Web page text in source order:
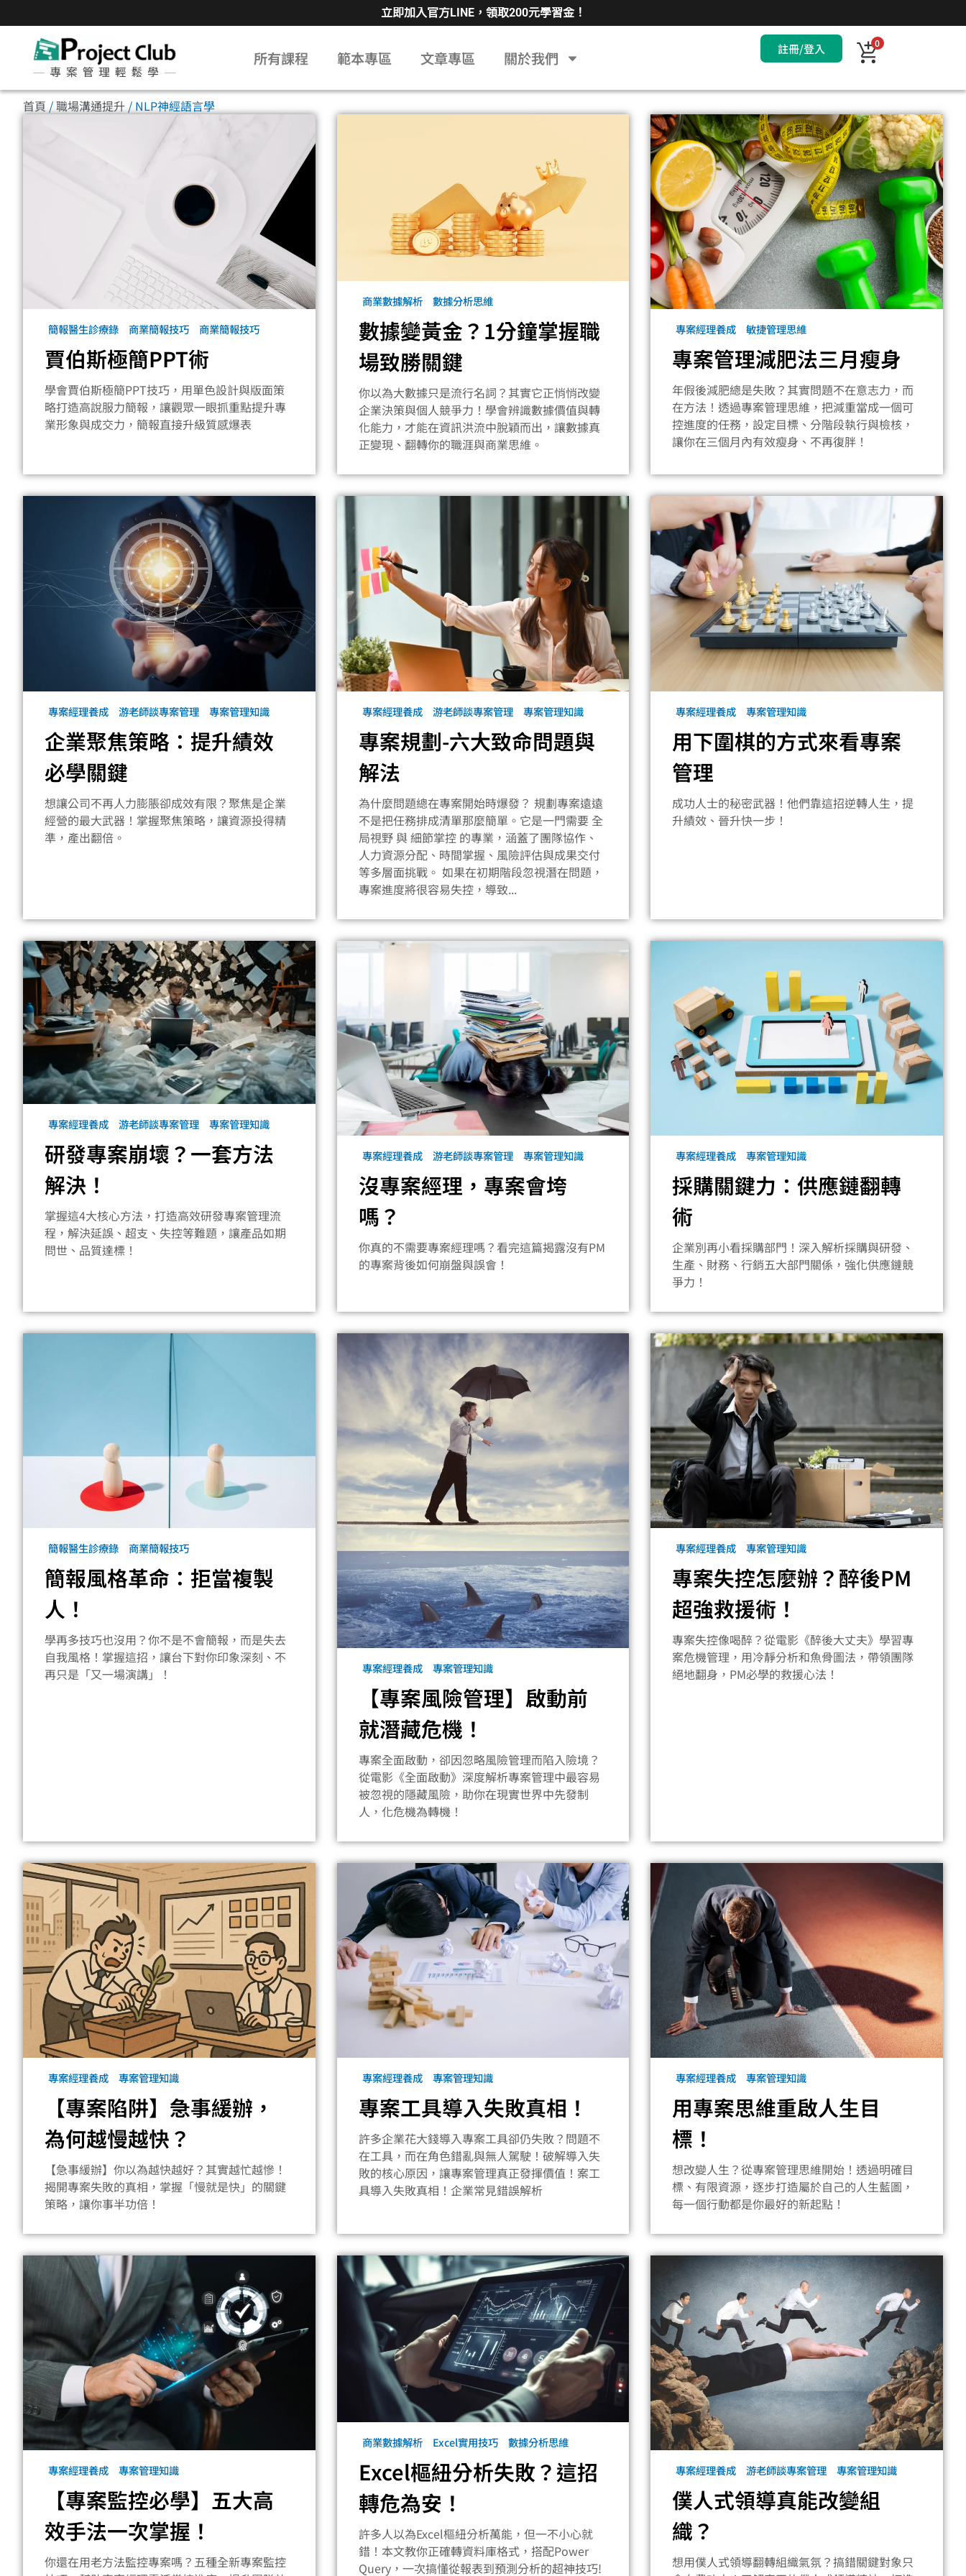
立即加入官方LINE，領取200元學習金！
所有課程 範本專區 文章專區 關於我們 註冊/登入 0
首頁 /職場溝通提升 / NLP神經語言學
簡報醫生診療錄 商業簡報技巧 商業簡報技巧
賈伯斯極簡PPT術
學會賈伯斯極簡PPT技巧，用單色設計與版面策
略打造高說服力簡報，讓觀眾一眼抓重點提升專
業形象與成交力，簡報直接升級質感爆表
商業數據解析 數據分析思維
數據變黃金？1分鐘掌握職
場致勝關鍵
你以為大數據只是流行名詞？其實它正悄悄改變
企業決策與個人競爭力！學會辨識數據價值與轉
化能力，才能在資訊洪流中脫穎而出，讓數據真
正變現、翻轉你的職涯與商業思維。
專案經理養成 敏捷管理思維
專案管理減肥法三月瘦身
年假後減肥總是失敗？其實問題不在意志力，而
在方法！透過專案管理思維，把減重當成一個可
控進度的任務，設定目標、分階段執行與檢核，
讓你在三個月內有效瘦身、不再復胖！
專案經理養成 游老師談專案管理 專案管理知識
企業聚焦策略：提升績效
必學關鍵
想讓公司不再人力膨脹卻成效有限？聚焦是企業
經營的最大武器！掌握聚焦策略，讓資源投得精
準，產出翻倍。
專案經理養成 游老師談專案管理 專案管理知識
專案規劃-六大致命問題與
解法
為什麼問題總在專案開始時爆發？ 規劃專案遠遠
不是把任務排成清單那麼簡單。它是一門需要 全
局視野 與 細節掌控 的專業，涵蓋了團隊協作、
人力資源分配、時間掌握、風險評估與成果交付
等多層面挑戰。 如果在初期階段忽視潛在問題，
專案進度將很容易失控，導致...
專案經理養成 專案管理知識
用下圍棋的方式來看專案
管理
成功人士的秘密武器！他們靠這招逆轉人生，提
升績效、晉升快一步！
專案經理養成 游老師談專案管理 專案管理知識
研發專案崩壞？一套方法
解決！
掌握這4大核心方法，打造高效研發專案管理流
程，解決延誤、超支、失控等難題，讓產品如期
問世、品質達標！
專案經理養成 游老師談專案管理 專案管理知識
沒專案經理，專案會垮
嗎？
你真的不需要專案經理嗎？看完這篇揭露沒有PM
的專案背後如何崩盤與誤會！
專案經理養成 專案管理知識
採購關鍵力：供應鏈翻轉
術
企業別再小看採購部門！深入解析採購與研發、
生產、財務、行銷五大部門關係，強化供應鏈競
爭力！
簡報醫生診療錄 商業簡報技巧
簡報風格革命：拒當複製
人！
學再多技巧也沒用？你不是不會簡報，而是失去
自我風格！掌握這招，讓台下對你印象深刻、不
再只是「又一場演講」！
專案經理養成 專案管理知識
【專案風險管理】啟動前
就潛藏危機！
專案全面啟動，卻因忽略風險管理而陷入險境？
從電影《全面啟動》深度解析專案管理中最容易
被忽視的隱藏風險，助你在現實世界中先發制
人，化危機為轉機！
專案經理養成 專案管理知識
專案失控怎麼辦？醉後PM
超強救援術！
專案失控像喝醉？從電影《醉後大丈夫》學習專
案危機管理，用冷靜分析和魚骨圖法，帶領團隊
絕地翻身，PM必學的救援心法！
專案經理養成 專案管理知識
【專案陷阱】急事緩辦，
為何越慢越快？
【急事緩辦】你以為越快越好？其實越忙越慘！
揭開專案失敗的真相，掌握「慢就是快」的關鍵
策略，讓你事半功倍！
專案經理養成 專案管理知識
專案工具導入失敗真相！
許多企業花大錢導入專案工具卻仍失敗？問題不
在工具，而在角色錯亂與無人駕駛！破解導入失
敗的核心原因，讓專案管理真正發揮價值！案工
具導入失敗真相！企業常見錯誤解析
專案經理養成 專案管理知識
用專案思維重啟人生目
標！
想改變人生？從專案管理思維開始！透過明確目
標、有限資源，逐步打造屬於自己的人生藍圖，
每一個行動都是你最好的新起點！
專案經理養成 專案管理知識
【專案監控必學】五大高
效手法一次掌握！
你還在用老方法監控專案嗎？五種全新專案監控
商業數據解析 Excel實用技巧 數據分析思維
Excel樞紐分析失敗？這招
轉危為安！
許多人以為Excel樞紐分析萬能，但一不小心就
錯！本文教你正確轉資料庫格式，搭配Power
Query，一次搞懂從報表到預測分析的超神技巧!
專案經理養成 游老師談專案管理 專案管理知識
僕人式領導真能改變組
織？
想用僕人式領導翻轉組織氣氛？搞錯關鍵對象只